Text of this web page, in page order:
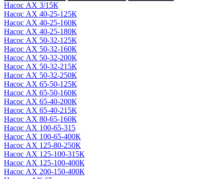
Насос АХ 3/15К
Насос АХ 40-25-125К
Насос АХ 40-25-160К
Насос АХ 40-25-180К
Насос АХ 50-32-125К
Насос АХ 50-32-160К
Насос АХ 50-32-200К
Насос АХ 50-32-215К
Насос АХ 50-32-250К
Насос АХ 65-50-125К
Насос АХ 65-50-160К
Насос АХ 65-40-200К
Насос АХ 65-40-215К
Насос АХ 80-65-160К
Насос АХ 100-65-315
Насос АХ 100-65-400К
Насос АХ 125-80-250К
Насос АХ 125-100-315К
Насос АХ 125-100-400К
Насос АХ 200-150-400К